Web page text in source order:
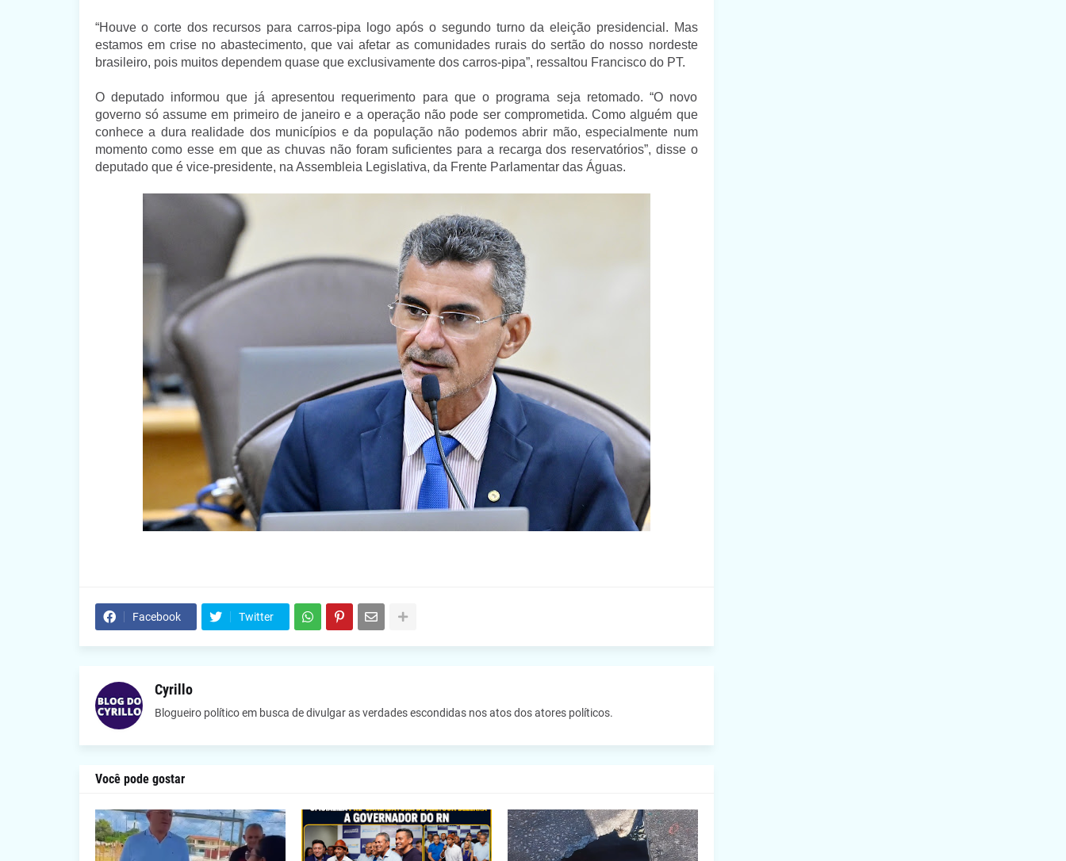
“Houve o corte dos recursos para carros-pipa logo após o segundo turno da eleição presidencial. Mas
estamos em crise no abastecimento, que vai afetar as comunidades rurais do sertão do nosso nordeste
brasileiro, pois muitos dependem quase que exclusivamente dos carros-pipa”, ressaltou Francisco do PT.
O deputado informou que já apresentou requerimento para que o programa seja retomado. “O novo
governo só assume em primeiro de janeiro e a operação não pode ser comprometida. Como alguém que
conhece a dura realidade dos municípios e da população não podemos abrir mão, especialmente num
momento como esse em que as chuvas não foram suficientes para a recarga dos reservatórios”, disse o
deputado que é vice-presidente, na Assembleia Legislativa, da Frente Parlamentar das Águas.
Facebook Twitter
Cyrillo
Blogueiro político em busca de divulgar as verdades escondidas nos atos dos atores políticos.
Você pode gostar